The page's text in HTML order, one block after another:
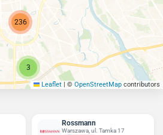
236
3
Leaflet | © OpenStreetMap contributors
Rossmann
Warszawa, ul. Tamka 17